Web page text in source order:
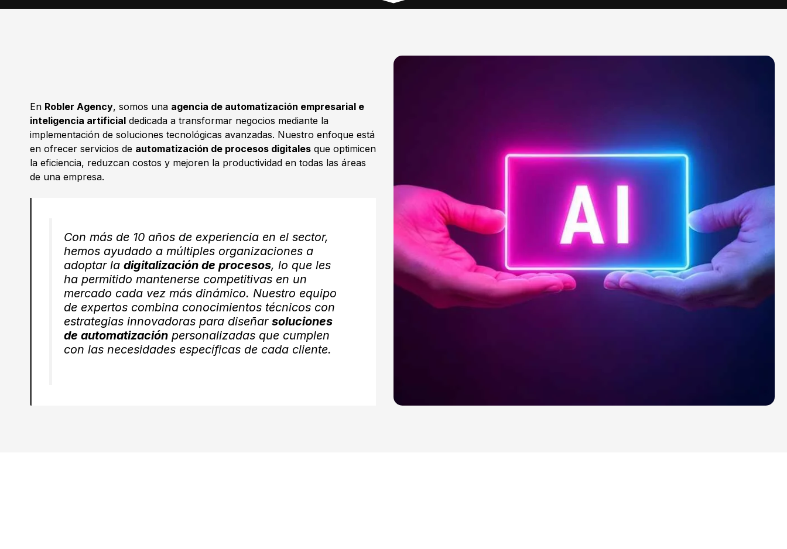
En Robler Agency, somos una agencia de automatización empresarial e
inteligencia artificial dedicada a transformar negocios mediante la
implementación de soluciones tecnológicas avanzadas. Nuestro enfoque está
en ofrecer servicios de automatización de procesos digitales que optimicen
la eficiencia, reduzcan costos y mejoren la productividad en todas las áreas
de una empresa.
Con más de 10 años de experiencia en el sector,
hemos ayudado a múltiples organizaciones a
adoptar la digitalización de procesos, lo que les
ha permitido mantenerse competitivas en un
mercado cada vez más dinámico. Nuestro equipo
de expertos combina conocimientos técnicos con
estrategias innovadoras para diseñar soluciones
de automatizaciónpersonalizadas que cumplen
con las necesidades específicas de cada cliente.